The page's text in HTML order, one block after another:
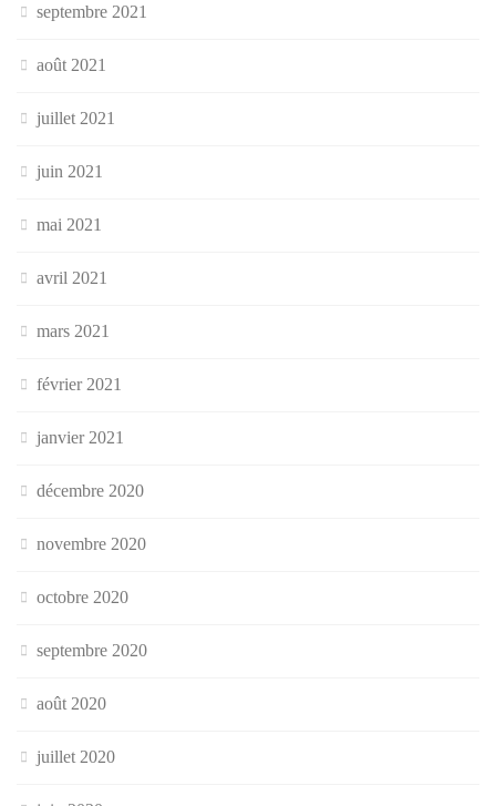
septembre 2021
août 2021
juillet 2021
juin 2021
mai 2021
avril 2021
mars 2021
février 2021
janvier 2021
décembre 2020
novembre 2020
octobre 2020
septembre 2020
août 2020
juillet 2020